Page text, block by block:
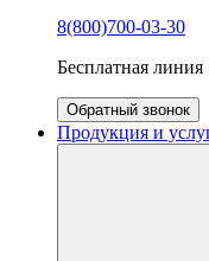
8(800)700-03-30
Бесплатная линия
Обратный звонок
Продукция и